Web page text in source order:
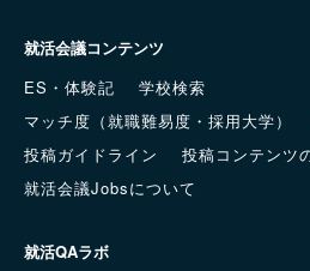
就活会議コンテンツ
ES・体験記
学校検索
マッチ度（就職難易度・採用大学）
投稿ガイドライン
投稿コンテンツ
就活会議Jobsについて
就活QAラボ